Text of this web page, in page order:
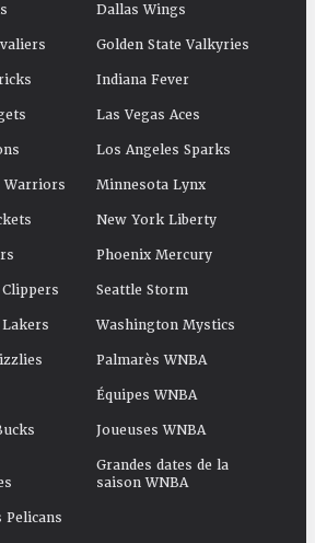
Warriors
Pelicans
Dallas Wings
Golden State Valkyries
Indiana Fever
Las Vegas Aces
Los Angeles Sparks
Minnesota Lynx
New York Liberty
Phoenix Mercury
Seattle Storm
Washington Mystics
Palmarès WNBA
Équipes WNBA
Joueuses WNBA
Grandes dates de la
saison WNBA